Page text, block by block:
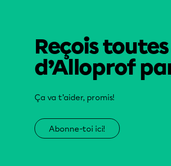
Reçois
d’Alloprof
Ça va t’aider, promis!
Abonne-toi ici!